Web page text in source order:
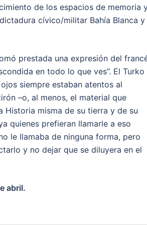
de los espacios de memoria
cívico/militar Bahía Blanca y
prestada una expresión del
en todo lo que ves”. El Turko
siempre estaban atentos al
–o, al menos, el material que
Historia misma de su tierra y de su
quienes prefieran llamarle a eso
le llamaba de ninguna forma, pero
y no dejar que se diluyera en el
abril.